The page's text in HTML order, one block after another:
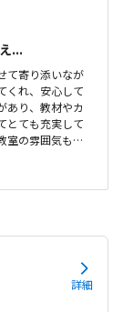
...
て寄り添いなが
くれ、安心して
あり、教材やカ
とても充実して
室の雰囲気も明
気でしたが、
えないため設
じました。料金
て続けられる
そうに取り組む
間の笑顔が印
...
詳細